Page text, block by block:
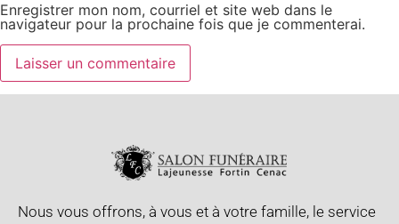
Enregistrer mon nom, courriel et site web dans le
navigateur pour la prochaine fois que je commenterai.
Nous vous offrons, à vous et à votre famille, le service